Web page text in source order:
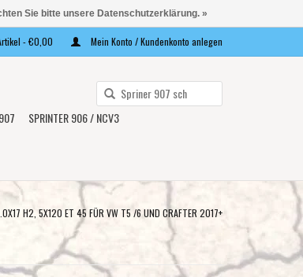
- €0,00 Mein Konto / Kundenkonto anlegen
verfügbare
SPRINTER 906 / NCV3
H2, 5X120 ET 45 FÜR VW T5 /6 UND CRAFTER 2017+
Sie bitte unsere Datenschutzerklärung. »